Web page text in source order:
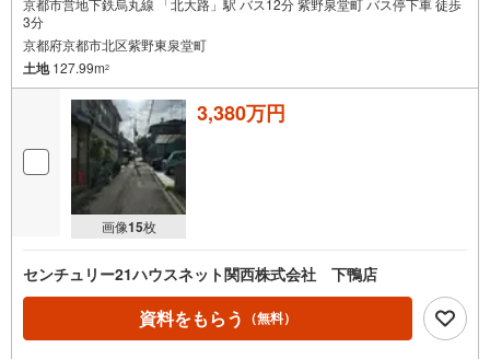
3分
京都府京都市北区紫野東泉堂町
土地127.99m2
画像15枚
3,380万円
センチュリー21ハウスネット関西株式会社 下鴨店
資料をもらう （無料）